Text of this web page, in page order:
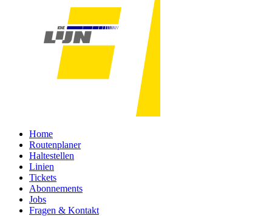
Home
Routenplaner
Haltestellen
Linien
Tickets
Abonnements
Jobs
Fragen & Kontakt